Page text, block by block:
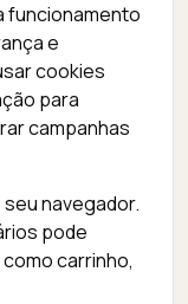
funcionamento
e
cookies
para
campanhas
navegador.
pode
carrinho,